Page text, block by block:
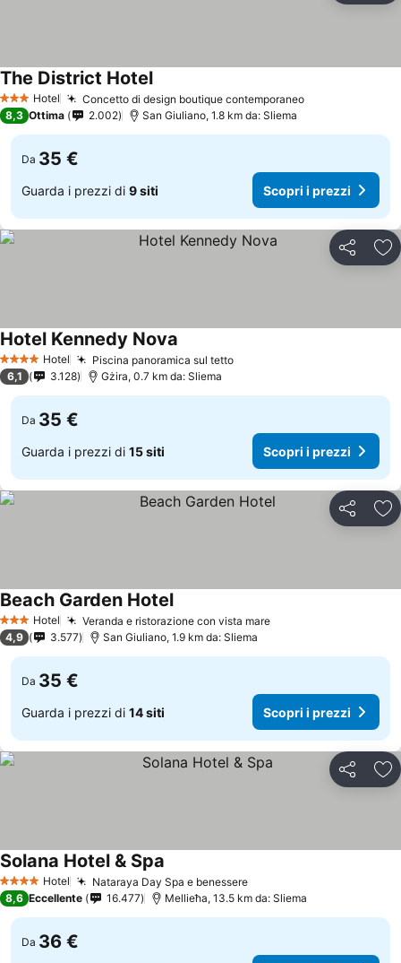
3 StelleHotel Concetto di design boutique contemporaneo
The District Hotel
8,3 Ottima 2.002 San Giuliano, 1.8 km da: Sliema
Da 35 €
Guarda i prezzi di 9 siti Scopri i prezzi
Condividi
4 Stelle Hotel Piscina panoramica sul tetto
Hotel Kennedy Nova
6,1 3.128 Gżira, 0.7 km da: Sliema
Da 35 €
Guarda i prezzi di 15 siti Scopri i prezzi
Condividi
3 StelleHotel Veranda e ristorazione con vista mare
Beach Garden Hotel
4,9 3.577 San Giuliano, 1.9 km da: Sliema
Da 35 €
Guarda i prezzi di 14 siti Scopri i prezzi
Condividi
4 Stelle Hotel Nataraya Day Spa e benessere
Solana Hotel & Spa
8,6 Eccellente 16.477 Mellieħa, 13.5 km da: Sliema
Da 36 €